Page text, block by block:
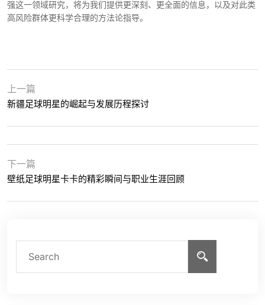
强这一领域研究，将为我们提供更深刻、更全面的信息，以及对此类
高风险群体更科学合理的方法论指导。
上一篇
新疆足球明星的崛起与发展历程探讨
下一篇
壁纸足球明星卡卡的精彩瞬间与职业生涯回顾